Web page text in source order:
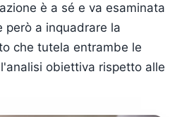
è a sé e va esaminata
però a inquadrare la
che tutela entrambe le
obiettiva rispetto alle